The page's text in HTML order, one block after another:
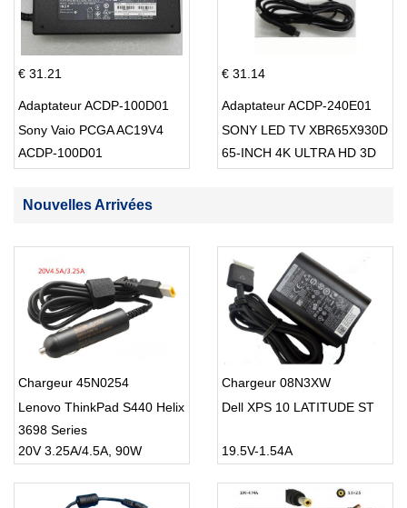
€ 31.21
Adaptateur ACDP-100D01
Sony Vaio PCGA AC19V4
ACDP-100D01
€ 31.14
Adaptateur ACDP-240E01
SONY LED TV XBR65X930D
65-INCH 4K ULTRA HD 3D
Nouvelles Arrivées
Chargeur 45N0254
Lenovo ThinkPad S440 Helix
3698 Series
20V 3.25A/4.5A, 90W
Chargeur 08N3XW
Dell XPS 10 LATITUDE ST
19.5V-1.54A